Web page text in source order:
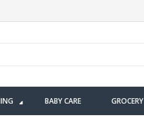
BABY CARE GROCERY